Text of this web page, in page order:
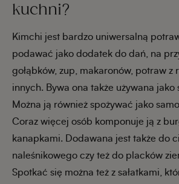
kuchni?
Kimchi jest bardzo uniwersalną
podawać jako dodatek do dań, na
gołąbków, zup, makaronów, potraw z
innych. Bywa ona także używana jako
Można ją również spożywać jako
Coraz więcej osób komponuje ją z
kanapkami. Dodawana jest także do
naleśnikowego czy też do placków
Spotkać się można też z sałatkami,